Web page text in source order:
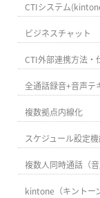
CTIシステム
ビジネスチャット
CTI外部連携方法・
全通話録音+音声テ
複数拠点内線化
スケジュール設定
複数人同時通話（音
kintone（キントー